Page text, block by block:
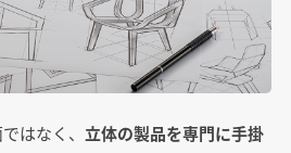
はなく、 立体の製品を専門に手掛